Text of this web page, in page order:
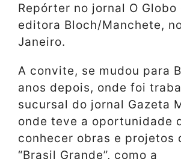
Repórter no jornal O Globo
editora Bloch/Manchete,
Janeiro.
A convite, se mudou para
anos depois, onde foi
sucursal do jornal Gazeta
onde teve a oportunidade
conhecer obras e projetos
“Brasil Grande”, como a